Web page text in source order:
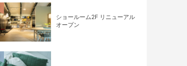
ショールーム2F リニューアル
オープン